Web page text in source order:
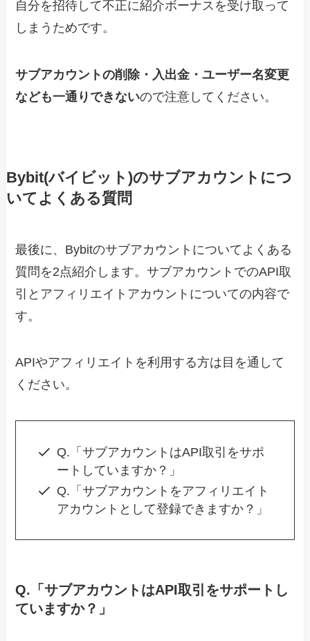
自分を招待して不正に紹介ボーナスを受け取って
しまうためです。
サブアカウントの削除・入出金・ユーザー名変更
なども一通りできないので注意してください。
Bybit(バイビット)のサブアカウントにつ
いてよくある質問
最後に、Bybitのサブアカウントについてよくある
質問を2点紹介します。サブアカウントでのAPI取
引とアフィリエイトアカウントについての内容で
す。
APIやアフィリエイトを利用する方は目を通して
ください。
Q.「サブアカウントはAPI取引をサポ
ートしていますか？」
Q.「サブアカウントをアフィリエイト
アカウントとして登録できますか？」
Q.「サブアカウントはAPI取引をサポートし
ていますか？」